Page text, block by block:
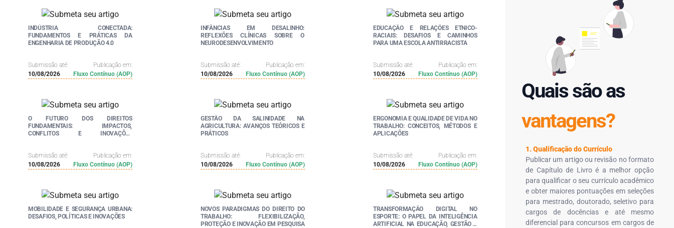
INDÚSTRIA CONECTADA:
FUNDAMENTOS E PRÁTICAS DA
ENGENHARIA DE PRODUÇÃO 4.0
Submissão até:
Publicação em:
10/08/2026
Fluxo Contínuo (AOP)
INFÂNCIAS EM DESALINHO:
REFLEXÕES CLÍNICAS SOBRE O
NEURODESENVOLVIMENTO
Submissão até:
Publicação em:
10/08/2026
Fluxo Contínuo (AOP)
EDUCAÇÃO E RELAÇÕES ETNICO-
RACIAIS: DESAFIOS E CAMINHOS
PARA UMA ESCOLA ANTIRRACISTA
Submissão até:
Publicação em:
10/08/2026
Fluxo Contínuo (AOP)
O FUTURO DOS DIREITOS
FUNDAMENTAIS: IMPACTOS,
CONFLITOS E INOVAÇÕES
Submissão até:
Publicação em:
10/08/2026
Fluxo Contínuo (AOP)
GESTÃO DA SALINIDADE NA
AGRICULTURA: AVANÇOS TEÓRICOS E
PRÁTICOS
Submissão até:
Publicação em:
10/08/2026
Fluxo Contínuo (AOP)
ERGONOMIA E QUALIDADE DE VIDA NO
TRABALHO: CONCEITOS, MÉTODOS E
APLICAÇÕES
Submissão até:
Publicação em:
10/08/2026
Fluxo Contínuo (AOP)
MOBILIDADE E SEGURANÇA URBANA:
DESAFIOS, POLÍTICAS E INOVAÇÕES
NOVOS PARADIGMAS DO DIREITO DO
TRABALHO: FLEXIBILIZAÇÃO,
PROTEÇÃO E INOVAÇÃO EM PESQUISA
TRANSFORMAÇÃO DIGITAL NO
ESPORTE: O PAPEL DA INTELIGÊNCIA
ARTIFICIAL NA EDUCAÇÃO, GESTÃO E
Quais são as
vantagens?
1. Qualificação do Currículo
Publicar um artigo ou revisão no formato
de Capítulo de Livro é a melhor opção
para qualificar o seu currículo acadêmico
e obter maiores pontuações em seleções
para mestrado, doutorado, seletivo para
cargos de docências e até mesmo
diferencial para concursos em cargos de